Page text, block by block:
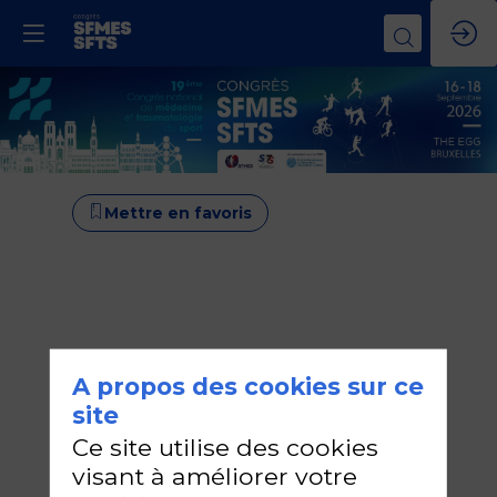
Mettre en favoris
A propos des cookies sur ce
site
Ce site utilise des cookies
visant à améliorer votre